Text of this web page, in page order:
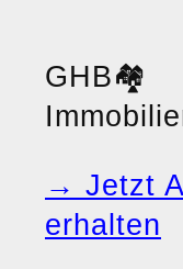
GHB🏘️
→ Jetzt
erhalten